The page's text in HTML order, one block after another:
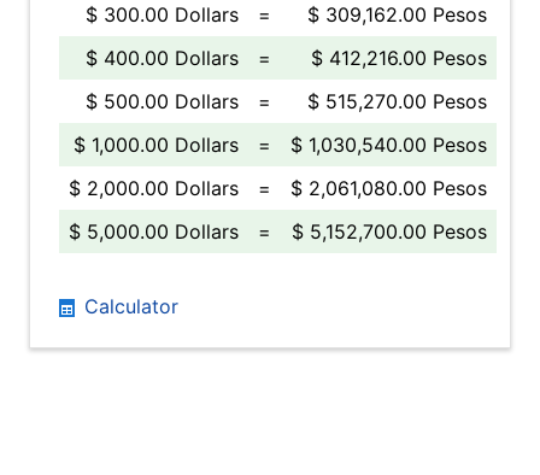
$ 300.00 Dollars
=
$ 309,162.00 Pesos
$ 400.00 Dollars
=
$ 412,216.00 Pesos
$ 500.00 Dollars
=
$ 515,270.00 Pesos
$ 1,000.00 Dollars
=
$ 1,030,540.00 Pesos
$ 2,000.00 Dollars
=
$ 2,061,080.00 Pesos
$ 5,000.00 Dollars
= $ 5,152,700.00 Pesos
Calculator